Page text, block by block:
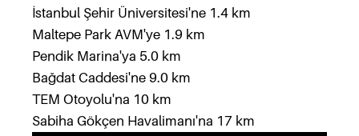
İstanbul Şehir Üniversitesi'ne 1.4 km
Maltepe Park AVM'ye 1.9 km
Pendik Marina'ya 5.0 km
Bağdat Caddesi'ne 9.0 km
TEM Otoyolu'na 10 km
Sabiha Gökçen Havalimanı'na 17 km